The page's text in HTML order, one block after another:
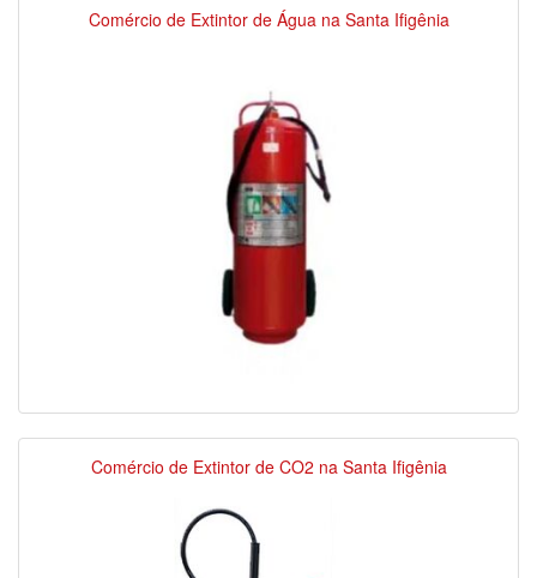
Comércio de Extintor de Água na Santa Ifigênia
Comércio de Extintor de CO2 na Santa Ifigênia